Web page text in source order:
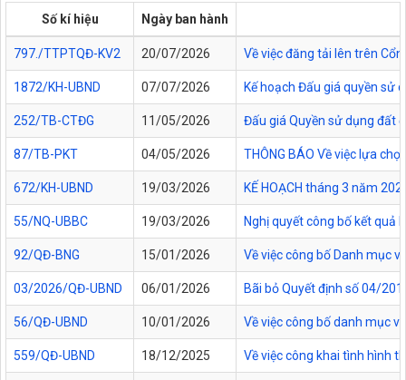
Số kí hiệu Ngày ban hành
797./TTPTQĐ-KV2 20/07/2026 Về việc đăng tải lên trên
1872/KH-UBND 07/07/2026 Kế hoạch Đấu giá quyền sử
252/TB-CTĐG 11/05/2026 Đấu giá Quyền sử dụng đất
87/TB-PKT 04/05/2026 THÔNG BÁO Về việc lựa
672/KH-UBND 19/03/2026 KẾ HOẠCH tháng 3 năm
55/NQ-UBBC 19/03/2026 Nghị quyết công bố kết quả
92/QĐ-BNG 15/01/2026 Về việc công bố Danh mục
03/2026/QĐ-UBND 06/01/2026 Bãi bỏ Quyết định số 04/
56/QĐ-UBND 10/01/2026 Về việc công bố danh mục
559/QĐ-UBND 18/12/2025 Về việc công khai tình hình